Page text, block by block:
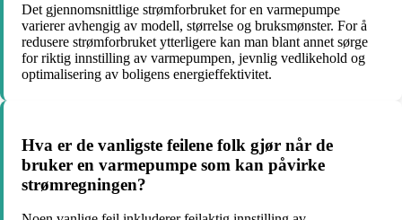
Det gjennomsnittlige strømforbruket for en varmepumpe
varierer avhengig av modell, størrelse og bruksmønster. For å
redusere strømforbruket ytterligere kan man blant annet sørge
for riktig innstilling av varmepumpen, jevnlig vedlikehold og
optimalisering av boligens energieffektivitet.
Hva er de vanligste feilene folk gjør når de
bruker en varmepumpe som kan påvirke
strømregningen?